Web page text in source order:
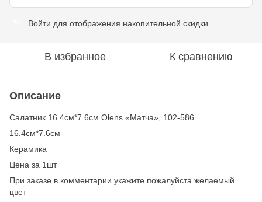
Войти для отображения накопительной скидки
В избранное К сравнению
Описание
Салатник 16.4см*7.6см Olens «Матча», 102-586
16.4см*7.6см
Керамика
Цена за 1шт
При заказе в комментарии укажите пожалуйста желаемый
цвет